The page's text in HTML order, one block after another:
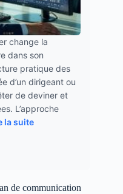
change la
dans son
pratique des
d’un dirigeant ou
de deviner et
L’approche
la suite
de communication